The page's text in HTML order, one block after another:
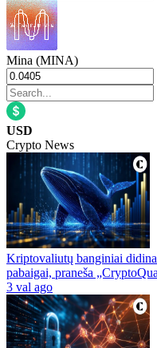
Mina (MINA)
USD
Crypto News
Kriptovaliutų banginiai
pabaigai, praneša
3 val ago